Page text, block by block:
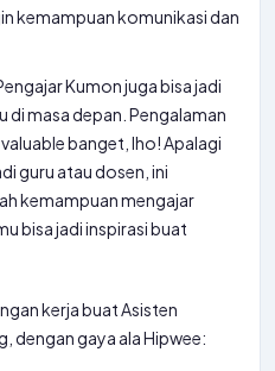
kemampuan komunikasi dan
Kumon juga bisa jadi
masa depan. Pengalaman
banget, lho! Apalagi
guru atau dosen, ini
kemampuan mengajar
bisa jadi inspirasi buat
kerja buat Asisten
dengan gaya ala Hipwee: